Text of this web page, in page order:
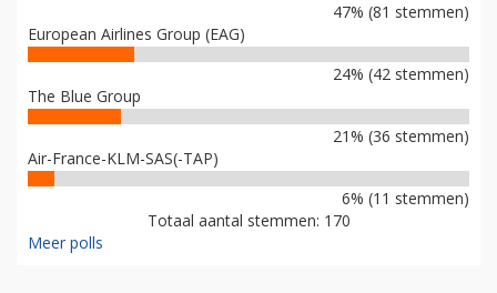
47% (81 stemmen)
European Airlines Group (EAG)
24% (42 stemmen)
The Blue Group
21% (36 stemmen)
Air-France-KLM-SAS(-TAP)
6% (11 stemmen)
Totaal aantal stemmen: 170
Meer polls